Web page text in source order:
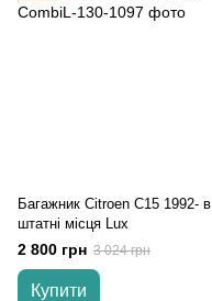
Багажник Citroen C15 1992- в
штатні місця Lux
2 800 грн 3 024 грн
Купити